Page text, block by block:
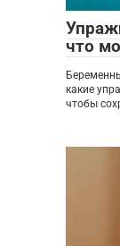
что
какие
чтобы